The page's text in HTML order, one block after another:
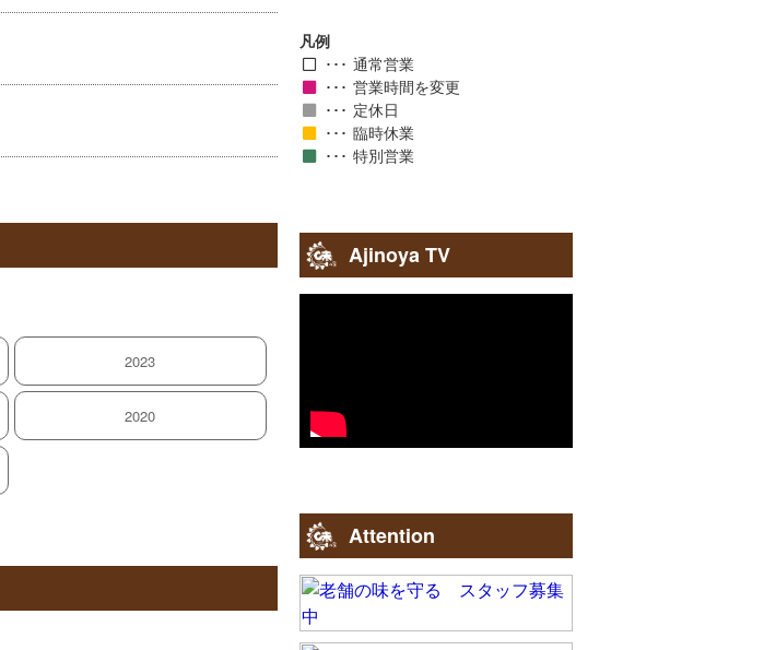
2023
2020
凡例
通常営業
営業時間を変更
定休日
臨時休業
特別営業
Ajinoya TV
Attention